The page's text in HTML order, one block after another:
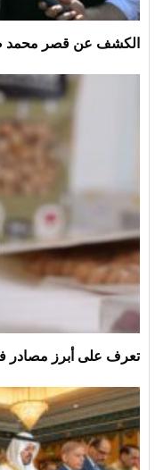
الكشف عن قصر محمد
تعرف على أبرز مصادر فيتامين